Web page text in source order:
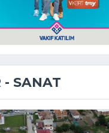
- SANAT